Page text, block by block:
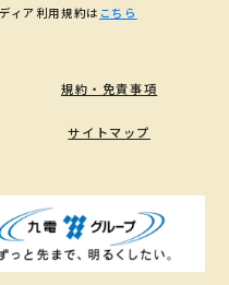
規約・免責事項
サイトマップ
ィア利用規約は こちら